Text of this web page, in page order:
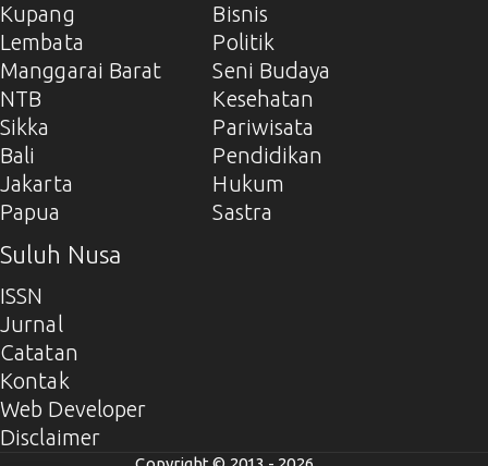
Kupang
Lembata
Manggarai Barat
NTB
Sikka
Bali
Jakarta
Papua
Bisnis
Politik
Seni Budaya
Kesehatan
Pariwisata
Pendidikan
Hukum
Sastra
Suluh Nusa
ISSN
Jurnal
Catatan
Kontak
Web Developer
Disclaimer